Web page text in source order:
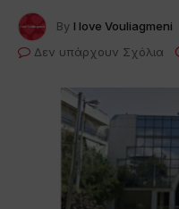
By I love Vouliagmeni
Δεν υπάρχουν Σχόλια